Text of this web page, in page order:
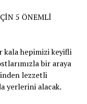
5 ÖNEMLİ
kala hepimizi keyifli
bir araya
lezzetli
yerlerini alacak.